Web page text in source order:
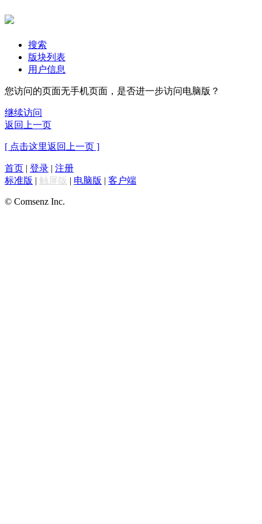
搜索
版块列表
用户信息
您访问的页面无手机页面，是否进一步访问电脑版？
继续访问
返回上一页
[ 点击这里返回上一页 ]
首页 | 登录 | 注册
标准版 | 触屏版 | 电脑版 | 客户端
© Comsenz Inc.